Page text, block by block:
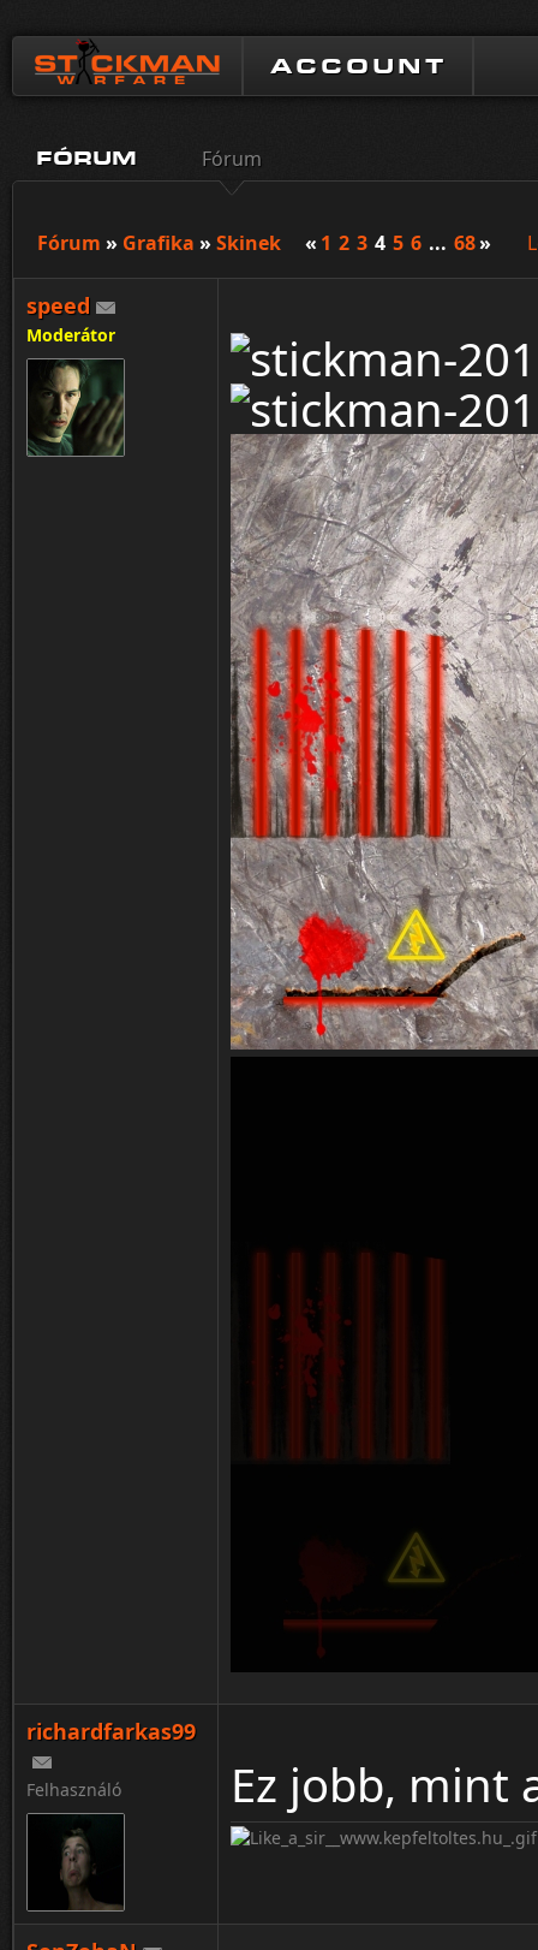
ACCOUNT
FÓRUM Fórum
Fórum » Grafika » Skinek « 1 2 3 4 5 6 ... 68»
speed
Moderátor
richardfarkas99
Felhasználó Ez jobb, mint